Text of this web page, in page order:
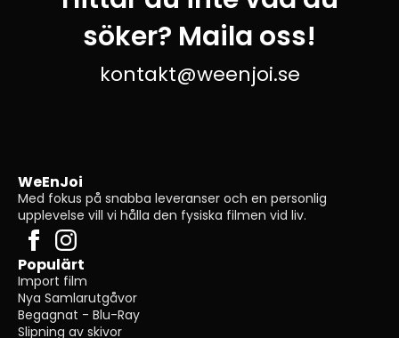
söker? Maila oss!
kontakt@weenjoi.se
WeEnJoi
Med fokus på snabba leveranser och en personlig
upplevelse vill vi hålla den fysiska filmen vid liv.
Populärt
Import film
Nya Samlarutgåvor
Begagnat - Blu-Ray
Slipning av skivor